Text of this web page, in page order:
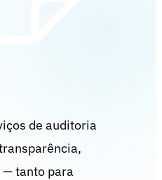
de auditoria
tanto para